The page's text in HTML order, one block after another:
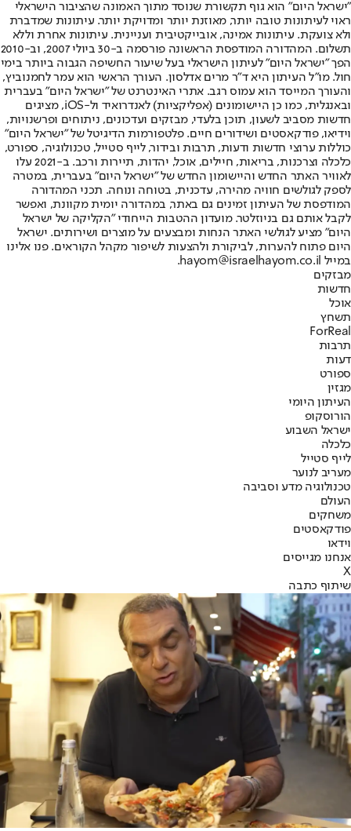
"ישראל היום" הוא גוף תקשורת שנוסד מתוך האמונה שהציבור הישראלי
ראוי לעיתונות טובה יותר, מאוזנת יותר ומדויקת יותר. עיתונות שמדברת
ולא צועקת. עיתונות אמינה, אובייקטיבית ועניינית. עיתונות אחרת וללא
תשלום. המהדורה המודפסת הראשונה פורסמה ב-30 ביולי 2007, וב-2010
הפך "ישראל היום" לעיתון הישראלי בעל שיעור החשיפה הגבוה ביותר בימי
חול. מו"ל העיתון היא ד"ר מרים אדלסון. העורך הראשי הוא עמר לחמנוביץ,
והעורך המייסד הוא עמוס רגב. אתרי האינטרנט של "ישראל היום" בעברית
ובאנגלית, כמו כן היישומונים (אפליקציות) לאנדרואיד ול-iOS, מציגים
חדשות מסביב לשעון, תוכן בלעדי, מבזקים ועדכונים, ניתוחים ופרשנויות,
וידיאו, פודקאסטים ושידורים חיים. פלטפורמות הדיגיטל של "ישראל היום"
כוללות ערוצי חדשות ודעות, תרבות ובידור, לייף סטייל, טכנולוגיה, ספורט,
כלכלה וצרכנות, בריאות, חיילים, אוכל, יהדות, תיירות ורכב. ב-2021 עלו
לאוויר האתר החדש והיישומון החדש של "ישראל היום" בעברית, במטרה
לספק לגולשים חוויה מהירה, עדכנית, בטוחה ונוחה. תכני המהדורה
המודפסת של העיתון זמינים גם באתר, במהדורה יומית מקוונת, ואפשר
לקבל אותם גם בניוזלטר. מועדון ההטבות הייחודי "הקליקה של ישראל
היום" מציע לגולשי האתר הנחות ומבצעים על מוצרים ושירותים. ישראל
היום פתוח להערות, לביקורת ולהצעות לשיפור מקהל הקוראים. פנו אלינו
במייל hayom@israelhayom.co.il.
מבזקים
חדשות
אוכל
תשחץ
ForReal
תרבות
דעות
ספורט
מגזין
העיתון היומי
הורוסקופ
ישראל השבוע
כלכלה
לייף סטייל
מעריב לנוער
טכנולוגיה מדע וסביבה
העולם
משחקים
פודקאסטים
וידאו
אנחנו מגייסים
X
שיתוף כתבה